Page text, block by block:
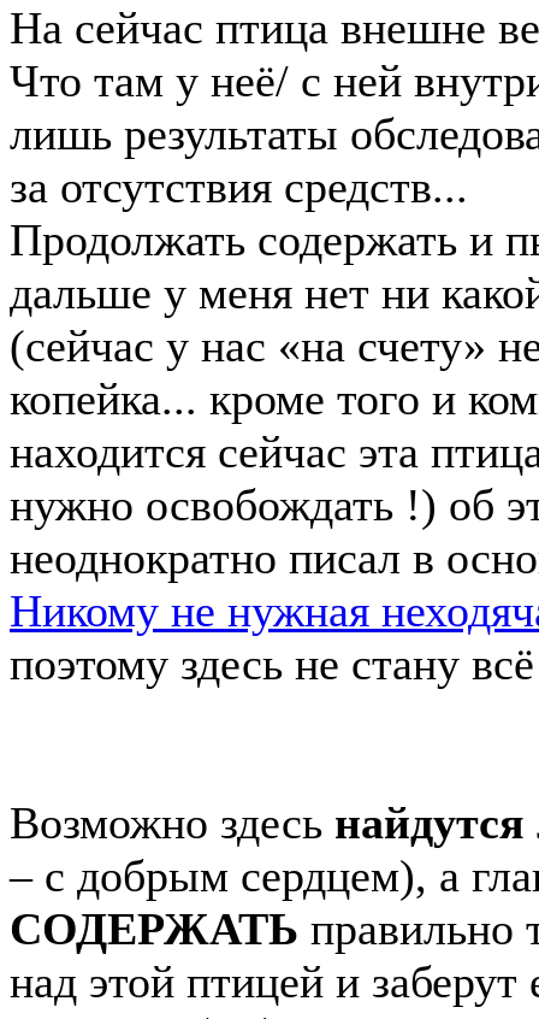
На сейчас птица внешне
Что там у неё/ с ней
лишь результаты
за отсутствия средств...
Продолжать содержать и
дальше у меня нет ни
(сейчас у нас «на счету»
копейка... кроме того и
находится сейчас эта
нужно освобождать !) об
неоднократно писал в
Никому не нужная
поэтому здесь не стану
Возможно здесь
– с добрым сердцем), а
СОДЕРЖАТЬ правильно
над этой птицей и